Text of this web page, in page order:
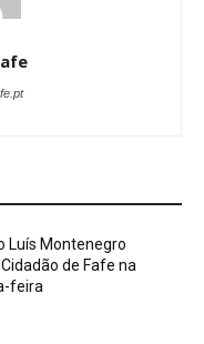
Luís Montenegro
de Fafe na
feira